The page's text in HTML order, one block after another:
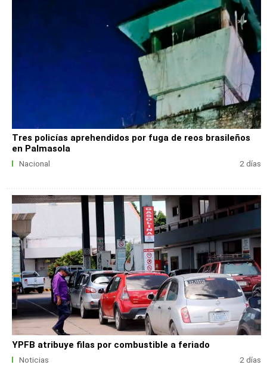
Tres policías aprehendidos por fuga de reos brasileños
en Palmasola
Nacional 2 días
YPFB atribuye filas por combustible a feriado
Noticias 2 días